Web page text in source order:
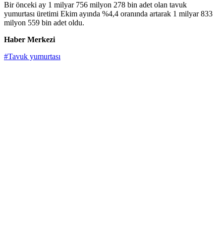
Bir önceki ay 1 milyar 756 milyon 278 bin adet olan tavuk
yumurtası üretimi Ekim ayında %4,4 oranında artarak 1 milyar 833
milyon 559 bin adet oldu.
Haber Merkezi
#Tavuk yumurtası